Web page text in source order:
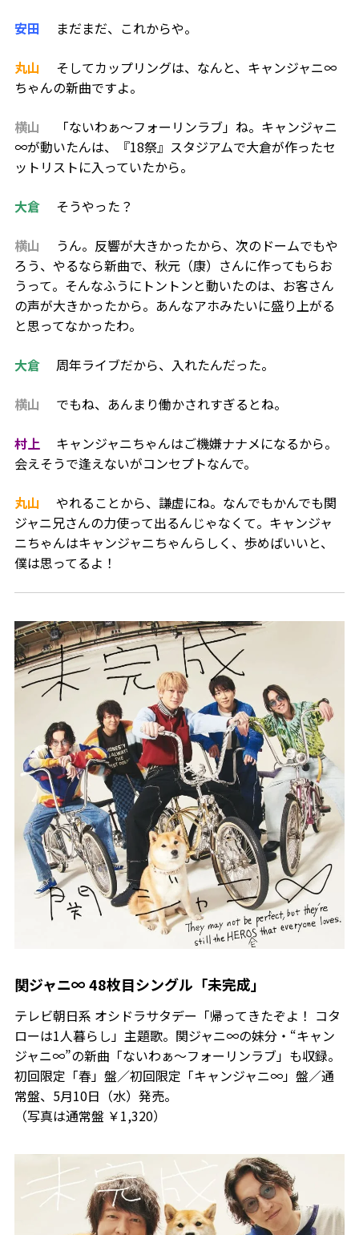
安田 まだまだ、これからや。
丸山 そしてカップリングは、なんと、キャンジャニ∞
ちゃんの新曲ですよ。
横山 「ないわぁ〜フォーリンラブ」ね。キャンジャニ
∞が動いたんは、『18祭』スタジアムで大倉が作ったセ
ットリストに入っていたから。
大倉そうやった？
横山 うん。反響が大きかったから、次のドームでもや
ろう、やるなら新曲で、秋元（康）さんに作ってもらお
うって。そんなふうにトントンと動いたのは、お客さん
の声が大きかったから。あんなアホみたいに盛り上がる
と思ってなかったわ。
大倉周年ライブだから、入れたんだった。
横山 でもね、あんまり働かされすぎるとね。
村上キャンジャニちゃんはご機嫌ナナメになるから。
会えそうで逢えないがコンセプトなんで。
丸山 やれることから、謙虚にね。なんでもかんでも関
ジャニ兄さんの力使って出るんじゃなくて。キャンジャ
ニちゃんはキャンジャニちゃんらしく、歩めばいいと、
僕は思ってるよ！
関ジャニ∞ 48枚目シングル「未完成」
テレビ朝日系 オシドラサタデー「帰ってきたぞよ！ コタ
ローは1人暮らし」主題歌。関ジャニ∞の妹分・“キャン
ジャニ∞”の新曲「ないわぁ～フォーリンラブ」も収録。
初回限定「春」盤／初回限定「キャンジャニ∞」盤／通
常盤、5月10日（水）発売。
（写真は通常盤 ￥1,320）